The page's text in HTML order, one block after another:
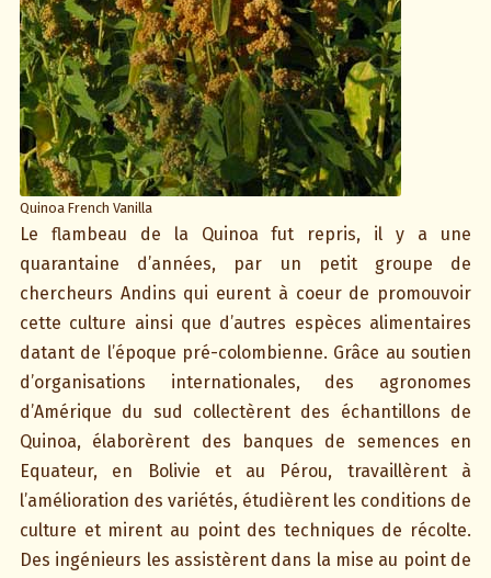
Quinoa French Vanilla
Le flambeau de la Quinoa fut repris, il y a une
quarantaine d’années, par un petit groupe de
chercheurs Andins qui eurent à coeur de promouvoir
cette culture ainsi que d’autres espèces alimentaires
datant de l’époque pré-colombienne. Grâce au soutien
d’organisations internationales, des agronomes
d’Amérique du sud collectèrent des échantillons de
Quinoa, élaborèrent des banques de semences en
Equateur, en Bolivie et au Pérou, travaillèrent à
l’amélioration des variétés, étudièrent les conditions de
culture et mirent au point des techniques de récolte.
Des ingénieurs les assistèrent dans la mise au point de